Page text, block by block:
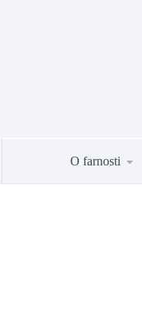
O farnosti